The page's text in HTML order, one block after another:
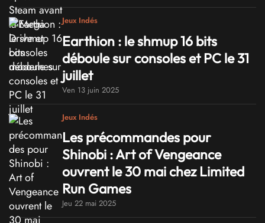
Jeux Indés
Earthion : le shmup 16 bits
déboule sur consoles et PC le 31
juillet
Ven 13 juin 2025
Jeux Indés
Les précommandes pour
Shinobi : Art of Vengeance
ouvrent le 30 mai chez Limited
Run Games
Jeu 22 mai 2025